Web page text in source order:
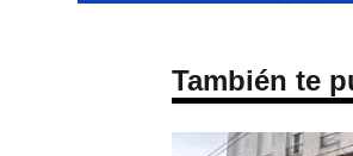
También te